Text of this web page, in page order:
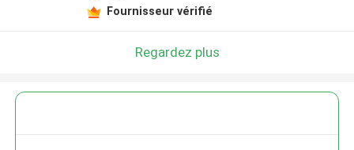
Fournisseur vérifié
Regardez plus